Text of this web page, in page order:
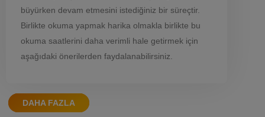
büyürken devam etmesini istediğiniz bir süreçtir.
Birlikte okuma yapmak harika olmakla birlikte bu
okuma saatlerini daha verimli hale getirmek için
aşağıdaki önerilerden faydalanabilirsiniz.​
DAHA FAZLA